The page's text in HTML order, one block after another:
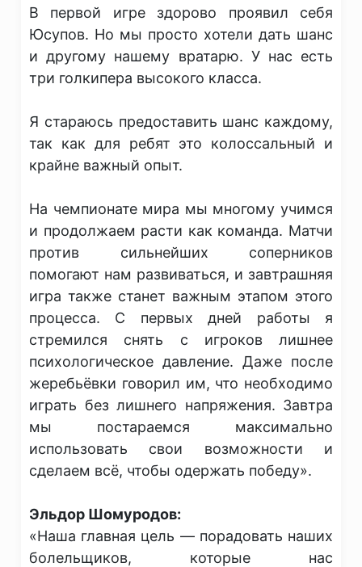
​В первой игре здорово проявил себя
Юсупов. Но мы просто хотели дать шанс
и другому нашему вратарю. У нас есть
три голкипера высокого класса.
​Я стараюсь предоставить шанс каждому,
так как для ребят это колоссальный и
крайне важный опыт.
​На чемпионате мира мы многому учимся
и продолжаем расти как команда. Матчи
против сильнейших соперников
помогают нам развиваться, и завтрашняя
игра также станет важным этапом этого
процесса. С первых дней работы я
стремился снять с игроков лишнее
психологическое давление. Даже после
жеребьёвки говорил им, что необходимо
играть без лишнего напряжения. Завтра
мы постараемся максимально
использовать свои возможности и
сделаем всё, чтобы одержать победу».
Эльдор Шомуродов:
«Наша главная цель — порадовать наших
болельщиков, которые нас